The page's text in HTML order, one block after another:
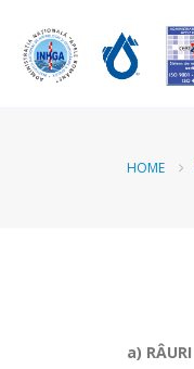
HOME
a) RÂURI